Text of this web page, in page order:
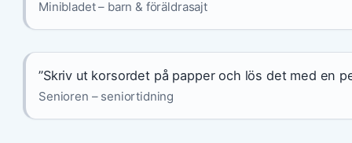
Minibladet – barn & föräldrasajt
”Skriv ut korsordet på papper och lös det med en
Senioren – seniortidning